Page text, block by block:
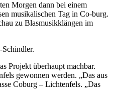
Morgen dann bei einem
musikalischen Tag in Co-burg.
zu Blasmusikklängen im
Projekt überhaupt machbar.
gewonnen werden. „Das aus
Coburg – Lichtenfels. „Das